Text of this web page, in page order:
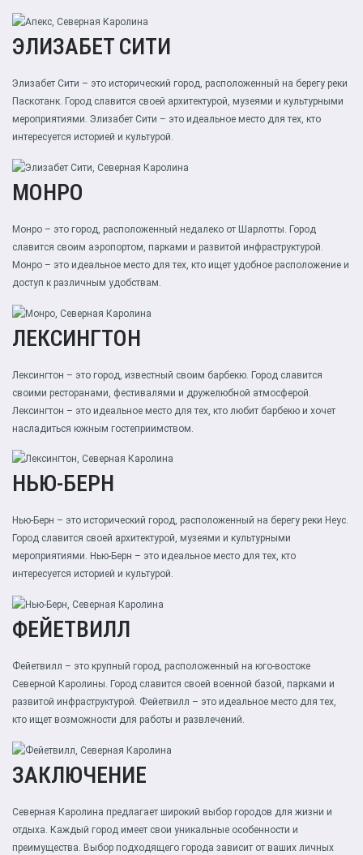
ЭЛИЗАБЕТ СИТИ
Элизабет Сити – это исторический город, расположенный на берегу реки
Паскотанк. Город славится своей архитектурой, музеями и культурными
мероприятиями. Элизабет Сити – это идеальное место для тех, кто
интересуется историей и культурой.
МОНРО
Монро – это город, расположенный недалеко от Шарлотты. Город
славится своим аэропортом, парками и развитой инфраструктурой.
Монро – это идеальное место для тех, кто ищет удобное расположение и
доступ к различным удобствам.
ЛЕКСИНГТОН
Лексингтон – это город, известный своим барбекю. Город славится
своими ресторанами, фестивалями и дружелюбной атмосферой.
Лексингтон – это идеальное место для тех, кто любит барбекю и хочет
насладиться южным гостеприимством.
НЬЮ-БЕРН
Нью-Берн – это исторический город, расположенный на берегу реки Неус.
Город славится своей архитектурой, музеями и культурными
мероприятиями. Нью-Берн – это идеальное место для тех, кто
интересуется историей и культурой.
ФЕЙЕТВИЛЛ
Фейетвилл – это крупный город, расположенный на юго-востоке
Северной Каролины. Город славится своей военной базой, парками и
развитой инфраструктурой. Фейетвилл – это идеальное место для тех,
кто ищет возможности для работы и развлечений.
ЗАКЛЮЧЕНИЕ
Северная Каролина предлагает широкий выбор городов для жизни и
отдыха. Каждый город имеет свои уникальные особенности и
преимущества. Выбор подходящего города зависит от ваших личных